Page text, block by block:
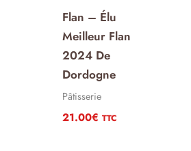
Flan – Élu
Meilleur Flan
2024 De
Dordogne
Pâtisserie
21.00€ TTC